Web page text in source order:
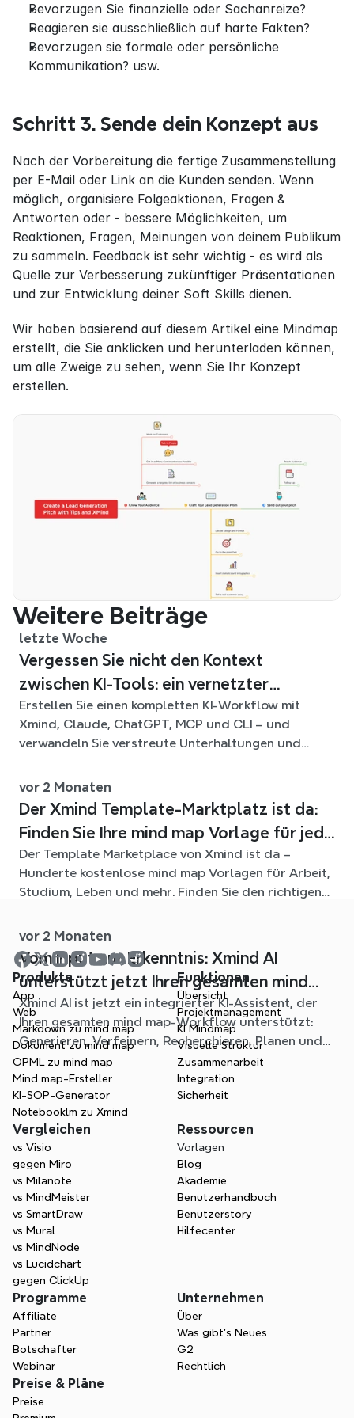
Bevorzugen Sie finanzielle oder Sachanreize?
Reagieren sie ausschließlich auf harte Fakten?
Bevorzugen sie formale oder persönliche
Kommunikation? usw.
Schritt 3. Sende dein Konzept aus
Nach der Vorbereitung die fertige Zusammenstellung
per E-Mail oder Link an die Kunden senden. Wenn
möglich, organisiere Folgeaktionen, Fragen &
Antworten oder - bessere Möglichkeiten, um
Reaktionen, Fragen, Meinungen von deinem Publikum
zu sammeln. Feedback ist sehr wichtig - es wird als
Quelle zur Verbesserung zukünftiger Präsentationen
und zur Entwicklung deiner Soft Skills dienen.
Wir haben basierend auf diesem Artikel eine Mindmap
erstellt, die Sie anklicken und herunterladen können,
um alle Zweige zu sehen, wenn Sie Ihr Konzept
erstellen.
Weitere Beiträge
letzte Woche
Vergessen Sie nicht den Kontext
zwischen KI-Tools: ein vernetzter
Workflow mit Xmind
Erstellen Sie einen kompletten KI-Workflow mit
Xmind, Claude, ChatGPT, MCP und CLI – und
verwandeln Sie verstreute Unterhaltungen und
vor 2 Monaten
Der Xmind Template-Marktplatz ist da:
Finden Sie Ihre mind map Vorlage für jede
Situation
Der Template Marketplace von Xmind ist da –
Hunderte kostenlose mind map Vorlagen für Arbeit,
Studium, Leben und mehr. Finden Sie den richtigen
vor 2 Monaten
Vom Input zur Erkenntnis: Xmind AI
unterstützt jetzt Ihren gesamten mind
mapping-Workflow
Xmind AI ist jetzt ein integrierter KI-Assistent, der
Ihren gesamten mind map-Workflow unterstützt:
Generieren, Verfeinern, Recherchieren, Planen und
Exportieren – alles, ohne Ihr Diagramm zu verlassen.
Produkte
App
Web
Markdown zu mind map
Dokument zu mind map
OPML zu mind map
Mind map-Ersteller
KI-SOP-Generator
Notebooklm zu Xmind
Funktionen
Übersicht
Projektmanagement
KI Mindmap
Visuelle Struktur
Zusammenarbeit
Integration
Sicherheit
Vergleichen
vs Visio
gegen Miro
vs Milanote
vs MindMeister
vs SmartDraw
vs Mural
vs MindNode
vs Lucidchart
gegen ClickUp
Ressourcen
Vorlagen
Blog
Akademie
Benutzerhandbuch
Benutzerstory
Hilfecenter
Programme
Affiliate
Partner
Botschafter
Webinar
Unternehmen
Über
Was gibt's Neues
G2
Rechtlich
Preise & Pläne
Preise